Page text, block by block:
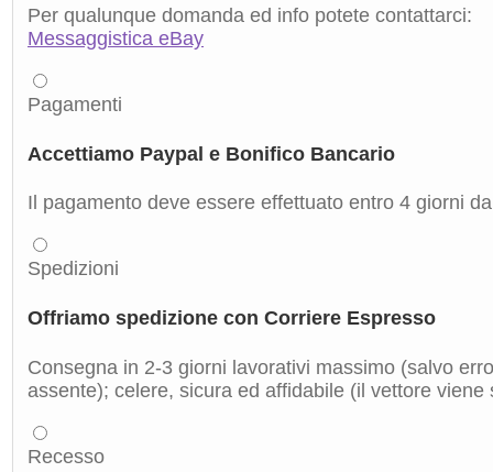
Per qualunque domanda ed info potete contattarci:
Messaggistica eBay
Pagamenti
Accettiamo Paypal e Bonifico Bancario
Il pagamento deve essere effettuato entro 4 giorni
Spedizioni
Offriamo spedizione con Corriere Espresso
Consegna in 2-3 giorni lavorativi massimo (salvo
assente); celere, sicura ed affidabile (il vettore
Recesso